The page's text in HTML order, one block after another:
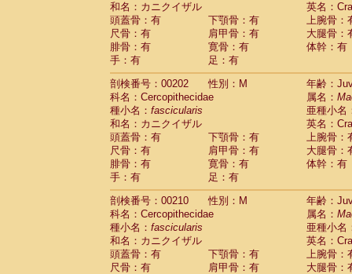
和名：カニクイザル
英名：
頭蓋骨：有
下顎骨：有
上腕骨：
尺骨：有
肩甲骨：有
大腿骨：
腓骨：有
寛骨：有
体幹：有
手：有
足：有
剖検番号：00202
性別：M
年齢：
科名：Cercopithecidae
属名：
種小名： fascicularis
亜種小名
和名：カニクイザル
英名：
頭蓋骨：有
下顎骨：有
上腕骨：
尺骨：有
肩甲骨：有
大腿骨：
腓骨：有
寛骨：有
体幹：有
手：有
足：有
剖検番号：00210
性別：M
年齢：
科名：Cercopithecidae
属名：
種小名： fascicularis
亜種小名
和名：カニクイザル
英名：
頭蓋骨：有
下顎骨：有
上腕骨：
尺骨：有
肩甲骨：有
大腿骨：